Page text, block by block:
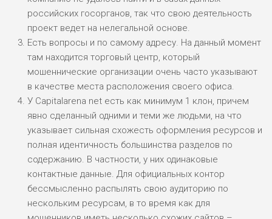
ПОДОЙДЕТ
ВСЕМ
0
РИСКИ: НИЗКИЕ
ОБЗОР
российских госорганов, так что свою деятельность
проект ведет на нелегальной основе.
Есть вопросы и по самому адресу. На данный момент
там находится торговый центр, который
мошеннические организации очень часто указывают
в качестве места расположения своего офиса.
У Capitalarena net есть как минимум 1 клон, причем
явно сделанный одними и теми же людьми, на что
указывает сильная схожесть оформления ресурсов и
полная идентичность большинства разделов по
содержанию. В частности, у них одинаковые
контактные данные. Для официальных контор
бессмысленно распылять свою аудиторию по
нескольким ресурсам, в то время как для